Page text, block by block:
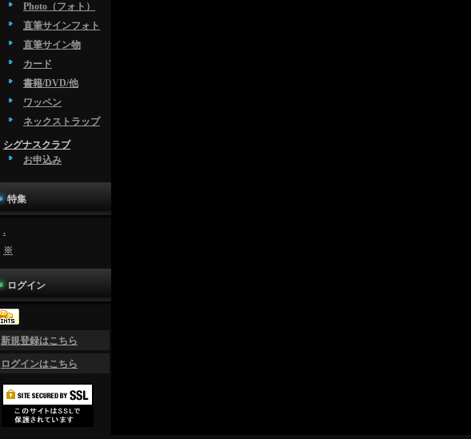
Photo（フォト）
直筆サインフォト
直筆サイン物
カード
書籍/DVD/他
ワッペン
ネックストラップ
シグナスクラブ
お申込み
特集
.
※
ログイン
新規登録はこちら
ログインはこちら